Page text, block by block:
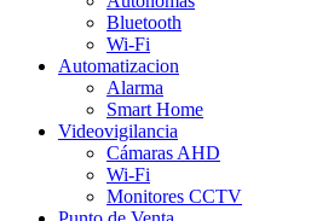
Bluetooth
Wi-Fi
Automatizacion
Alarma
Smart Home
Videovigilancia
Cámaras AHD
Wi-Fi
Monitores CCTV